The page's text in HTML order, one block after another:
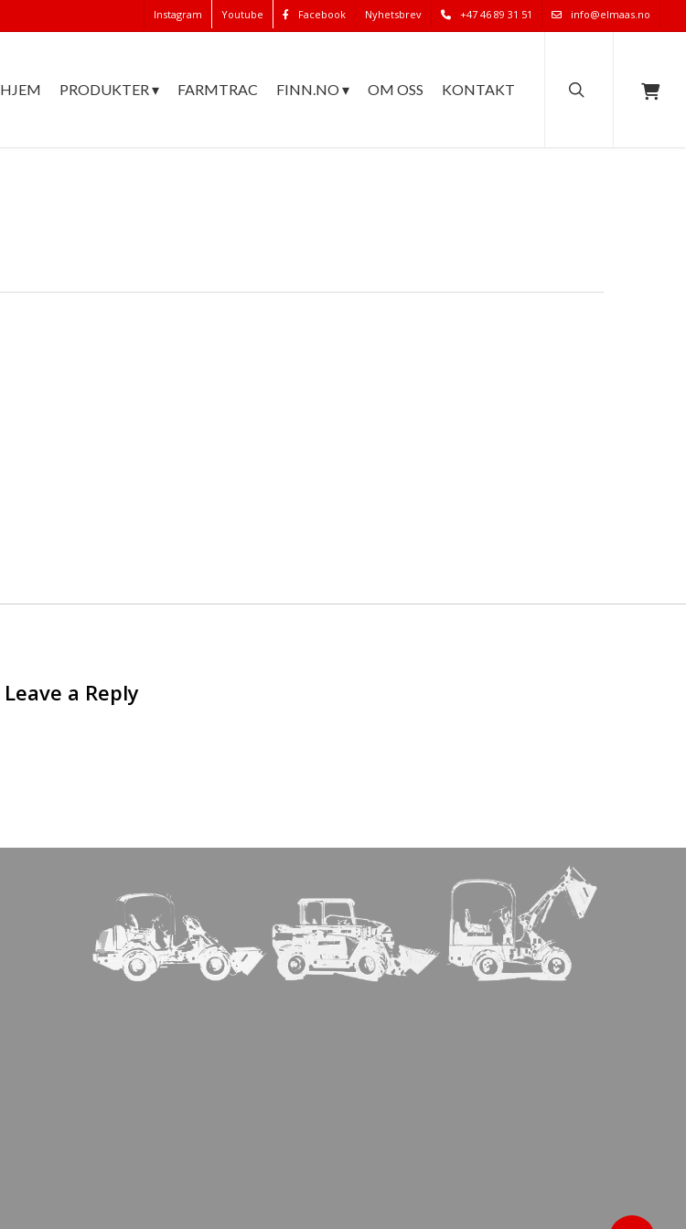
Instagram Youtube Facebook Nyhetsbrev +47 46 89 31 51 info@elmaas.no
HJEM PRODUKTER ▾ FARMTRAC FINN.NO ▾ OM OSS KONTAKT
Leave a Reply